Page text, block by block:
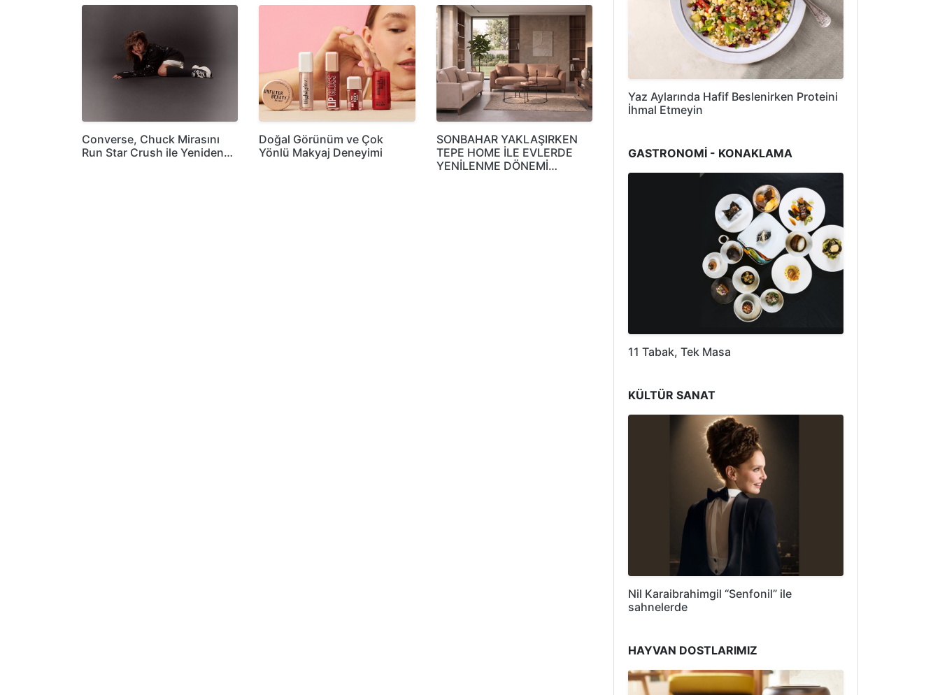
Converse, Chuck Mirasını
Run Star Crush ile Yeniden…
Doğal Görünüm ve Çok
Yönlü Makyaj Deneyimi
SONBAHAR YAKLAŞIRKEN
TEPE HOME İLE EVLERDE
YENİLENME DÖNEMİ…
Yaz Aylarında Hafif Beslenirken Proteini
İhmal Etmeyin
GASTRONOMİ - KONAKLAMA
11 Tabak, Tek Masa
KÜLTÜR SANAT
Nil Karaibrahimgil “Senfonil” ile
sahnelerde
HAYVAN DOSTLARIMIZ